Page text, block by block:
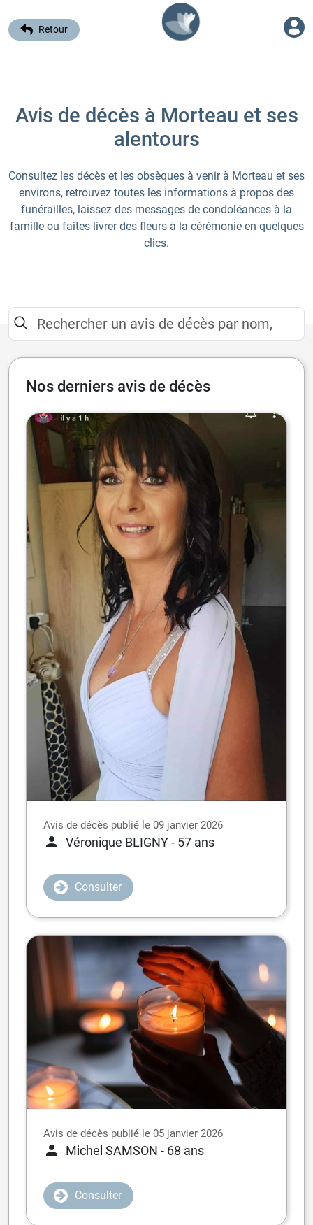
Retour
Avis de décès à Morteau et ses
alentours
Consultez les décès et les obsèques à venir à Morteau et ses
environs, retrouvez toutes les informations à propos des
funérailles, laissez des messages de condoléances à la
famille ou faites livrer des fleurs à la cérémonie en quelques
clics.
Nos derniers avis de décès
Avis de décès publié le 09 janvier 2026
Véronique BLIGNY- 57 ans
Consulter
Avis de décès publié le 05 janvier 2026
Michel SAMSON - 68 ans
Consulter